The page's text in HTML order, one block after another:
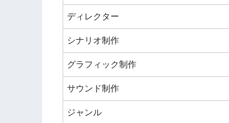
ディレクター
シナリオ制作
グラフィック制作
サウンド制作
ジャンル